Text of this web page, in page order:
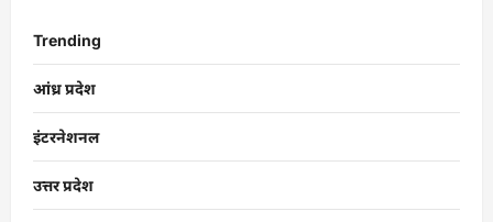
Trending
आंध्र प्रदेश
इंटरनेशनल
उत्तर प्रदेश